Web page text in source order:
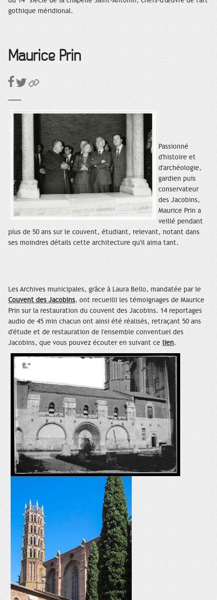
gothique méridional.
Maurice Prin
Passionné
d'histoire et
d'archéologie,
gardien puis
conservateur
des Jacobins,
Maurice Prin a
veillé pendant
plus de 50 ans sur le couvent, étudiant, relevant, notant dans
ses moindres détails cette architecture qu'il aima tant.
Les Archives municipales, grâce à Laura Bello, mandatée par le
Couvent des Jacobins, ont recueilli les témoignages de Maurice
Prin sur la restauration du couvent des Jacobins. 14 reportages
audio de 45 min chacun ont ainsi été réalisés, retraçant 50 ans
d'étude et de restauration de l'ensemble conventuel des
Jacobins, que vous pouvez écouter en suivant ce lien.